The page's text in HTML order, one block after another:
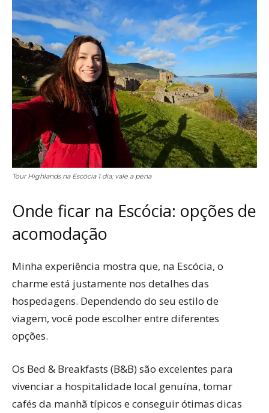
Tour Highlands na Escócia 1 dia: vale a pena
Onde ficar na Escócia: opções de
acomodação
Minha experiência mostra que, na Escócia, o
charme está justamente nos detalhes das
hospedagens. Dependendo do seu estilo de
viagem, você pode escolher entre diferentes
opções.
Os Bed & Breakfasts (B&B) são excelentes para
vivenciar a hospitalidade local genuína, tomar
cafés da manhã típicos e conseguir ótimas dicas